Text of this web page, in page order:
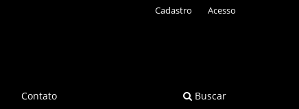
Contato Buscar
Cadastro Acesso